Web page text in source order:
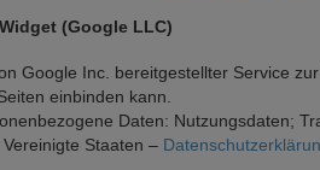
(Google LLC)
Google Inc. bereitgestellter Service
einbinden kann.
Daten: Nutzungsdaten;
Staaten –